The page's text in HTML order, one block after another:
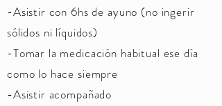
-Asistir con 6hs de ayuno (no ingerir
sólidos ni líquidos)
-Tomar la medicación habitual ese día
como lo hace siempre
-Asistir acompañado